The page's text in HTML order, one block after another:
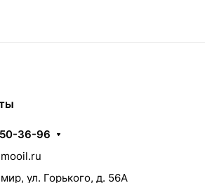
36-96
ул. Горького, д. 56А